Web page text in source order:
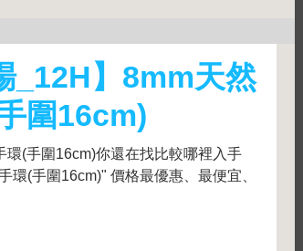
_12H】8mm天然
圍16cm)
環(手圍16cm)你還在找比較哪裡入手
(手圍16cm)" 價格最優惠、最便宜、